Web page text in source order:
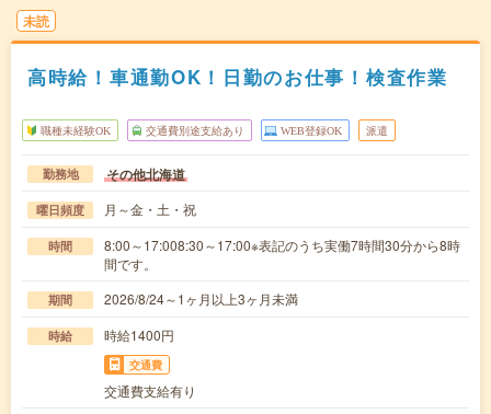
未読
高時給！車通勤OK！日勤のお仕事！検査作業
職種未経験OK 交通費別途支給あり WEB登録OK 派遣
勤務地 その他北海道
曜日頻度 月～金・土・祝
時間
8:00～17:008:30～17:00※表記のうち実働7時間30分から8時
間です。
期間 2026/8/24～1ヶ月以上3ヶ月未満
時給 時給1400円
交通費
交通費支給有り